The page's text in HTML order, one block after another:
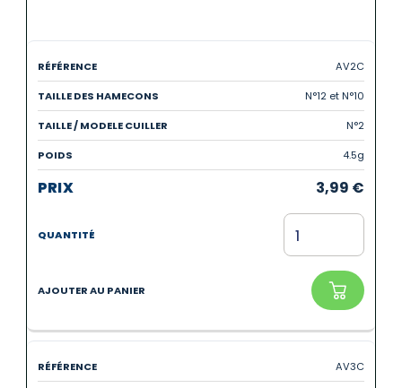
AV2C
N°12 et N°10
N°2
4.5g
3,99 €
AV3C